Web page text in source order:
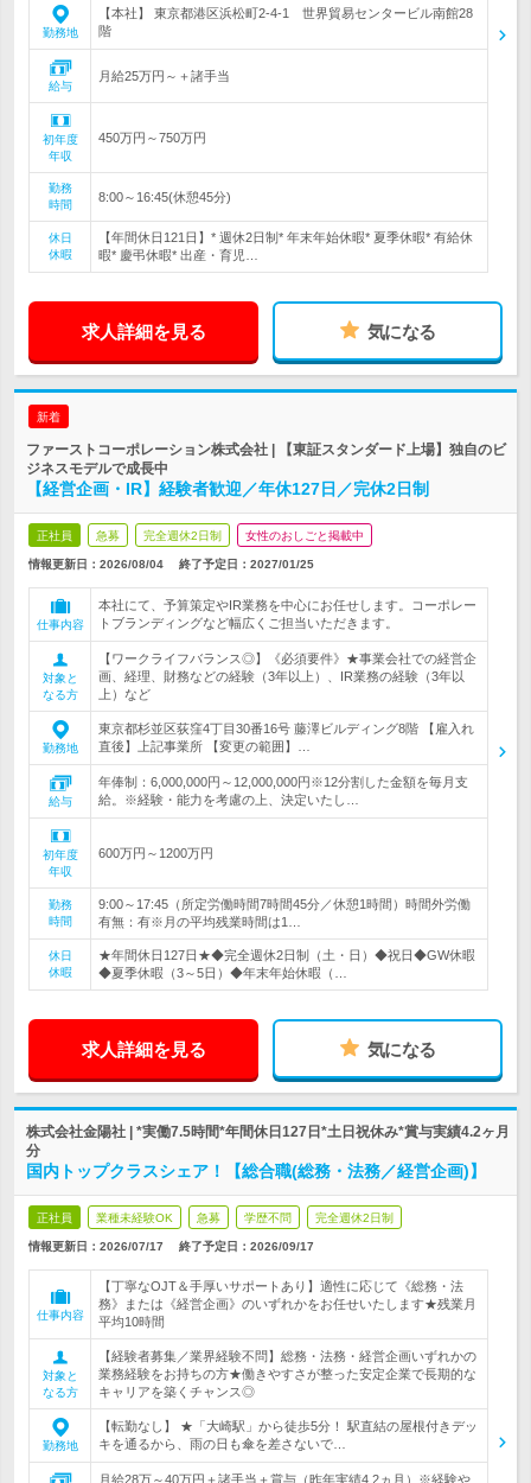
勤務地
【本社】 東京都港区浜松町2-4-1 世界貿易センタービル南館28
階
給与
月給25万円～＋諸手当
初年度
年収
450万円～750万円
勤務
時間
8:00～16:45(休憩45分)
休日
休暇
【年間休日121日】* 週休2日制* 年末年始休暇* 夏季休暇* 有給休
暇* 慶弔休暇* 出産・育児…
求人詳細を見る 気になる
新着
ファーストコーポレーション株式会社 | 【東証スタンダード上場】独自のビ
ジネスモデルで成長中
【経営企画・IR】経験者歓迎／年休127日／完休2日制
正社員 急募 完全週休2日制 女性のおしごと掲載中
情報更新日：2026/08/04 終了予定日： 2027/01/25
仕事内容
本社にて、予算策定やIR業務を中心にお任せします。コーポレー
トブランディングなど幅広くご担当いただきます。
対象と
なる方
【ワークライフバランス◎】《必須要件》★事業会社での経営企
画、経理、財務などの経験（3年以上）、IR業務の経験（3年以
上）など
勤務地
東京都杉並区荻窪4丁目30番16号 藤澤ビルディング8階 【雇入れ
直後】上記事業所 【変更の範囲】…
給与
年俸制：6,000,000円～12,000,000円※12分割した金額を毎月支
給。※経験・能力を考慮の上、決定いたし…
初年度
年収
600万円～1200万円
勤務
時間
9:00～17:45（所定労働時間7時間45分／休憩1時間）時間外労働
有無：有※月の平均残業時間は1…
休日
休暇
★年間休日127日★◆完全週休2日制（土・日）◆祝日◆GW休暇
◆夏季休暇（3～5日）◆年末年始休暇（…
求人詳細を見る 気になる
株式会社金陽社 | *実働7.5時間*年間休日127日*土日祝休み*賞与実績4.2ヶ月
分
国内トップクラスシェア！【総合職(総務・法務／経営企画)】
正社員 業種未経験OK 急募 学歴不問 完全週休2日制
情報更新日：2026/07/17 終了予定日： 2026/09/17
仕事内容
【丁寧なOJT＆手厚いサポートあり】適性に応じて《総務・法
務》または《経営企画》のいずれかをお任せいたします★残業月
平均10時間
対象と
なる方
【経験者募集／業界経験不問】総務・法務・経営企画いずれかの
業務経験をお持ちの方★働きやすさが整った安定企業で長期的な
キャリアを築くチャンス◎
勤務地
【転勤なし】 ★「大崎駅」から徒歩5分！ 駅直結の屋根付きデッ
キを通るから、雨の日も傘を差さないで…
月給28万～40万円＋諸手当＋賞与（昨年実績4.2ヵ月）※経験や